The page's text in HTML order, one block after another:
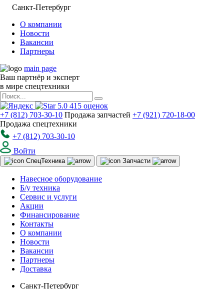
Санкт-Петербург
О компании
Новости
Вакансии
Партнеры
main page
Ваш партнёр и эксперт
в мире спецтехники
5.0 415 оценок
+7 (812) 703-30-10 Продажа запчастей +7 (921) 720-18-00
Продажа спецтехники
+7 (812) 703-30-10
Войти
СпецТехника Запчасти
Навесное оборудование
Б/у техника
Сервис и услуги
Акции
Финансирование
Контакты
О компании
Новости
Вакансии
Партнеры
Доставка
Санкт-Петербург